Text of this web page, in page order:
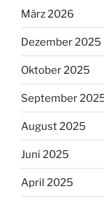
März 2026
Dezember 2025
Oktober 2025
September
August 2025
Juni 2025
April 2025